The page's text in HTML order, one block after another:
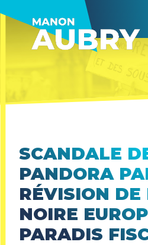
SCANDALE
PANDORA
RÉVISION
NOIRE
PARADIS